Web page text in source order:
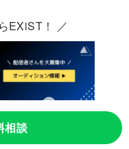
EXiST！ ／
相談